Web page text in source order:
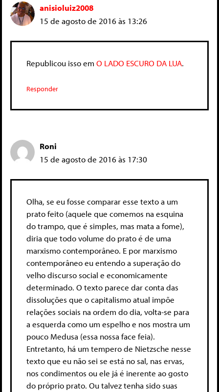
anisioluiz2008
15 de agosto de 2016 às 13:26
Republicou isso em O LADO ESCURO DA LUA.
Responder
Roni
15 de agosto de 2016 às 17:30
Olha, se eu fosse comparar esse texto a um
prato feito (aquele que comemos na esquina
do trampo, que é simples, mas mata a fome),
diria que todo volume do prato é de uma
marxismo contemporâneo. E por marxismo
contemporâneo eu entendo a superação do
velho discurso social e economicamente
determinado. O texto parece dar conta das
dissoluções que o capitalismo atual impõe
relações sociais na ordem do dia, volta-se para
a esquerda como um espelho e nos mostra um
pouco Medusa (essa nossa face feia).
Entretanto, há um tempero de Nietzsche nesse
texto que eu não sei se está no sal, nas ervas,
nos condimentos ou ele já é inerente ao gosto
do próprio prato. Ou talvez tenha sido suas